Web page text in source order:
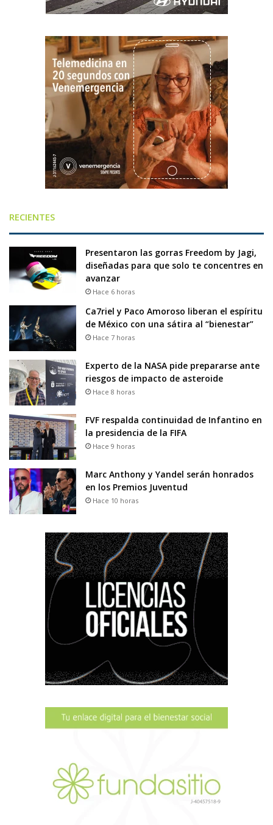
RECIENTES
Presentaron las gorras Freedom by Jagi,
diseñadas para que solo te concentres en
avanzar
Hace 6 horas
Ca7riel y Paco Amoroso liberan el espíritu
de México con una sátira al “bienestar”
Hace 7 horas
Experto de la NASA pide prepararse ante
riesgos de impacto de asteroide
Hace 8 horas
FVF respalda continuidad de Infantino en
la presidencia de la FIFA
Hace 9 horas
Marc Anthony y Yandel serán honrados
en los Premios Juventud
Hace 10 horas